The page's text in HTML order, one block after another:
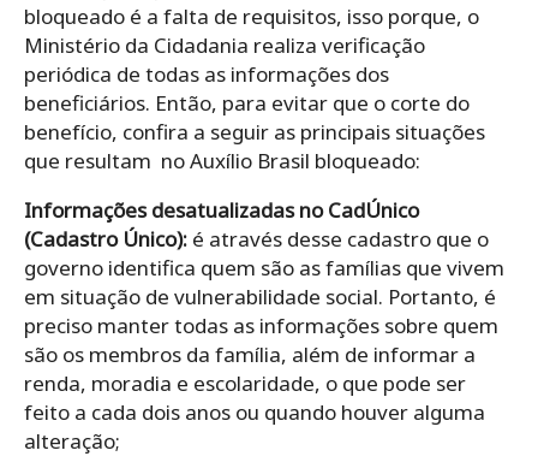
bloqueado é a falta de requisitos, isso porque, o
Ministério da Cidadania realiza verificação
periódica de todas as informações dos
beneficiários. Então, para evitar que o corte do
benefício, confira a seguir as principais situações
que resultam no Auxílio Brasil bloqueado:
Informações desatualizadas no CadÚnico
(Cadastro Único): é através desse cadastro que o
governo identifica quem são as famílias que vivem
em situação de vulnerabilidade social. Portanto, é
preciso manter todas as informações sobre quem
são os membros da família, além de informar a
renda, moradia e escolaridade, o que pode ser
feito a cada dois anos ou quando houver alguma
alteração;